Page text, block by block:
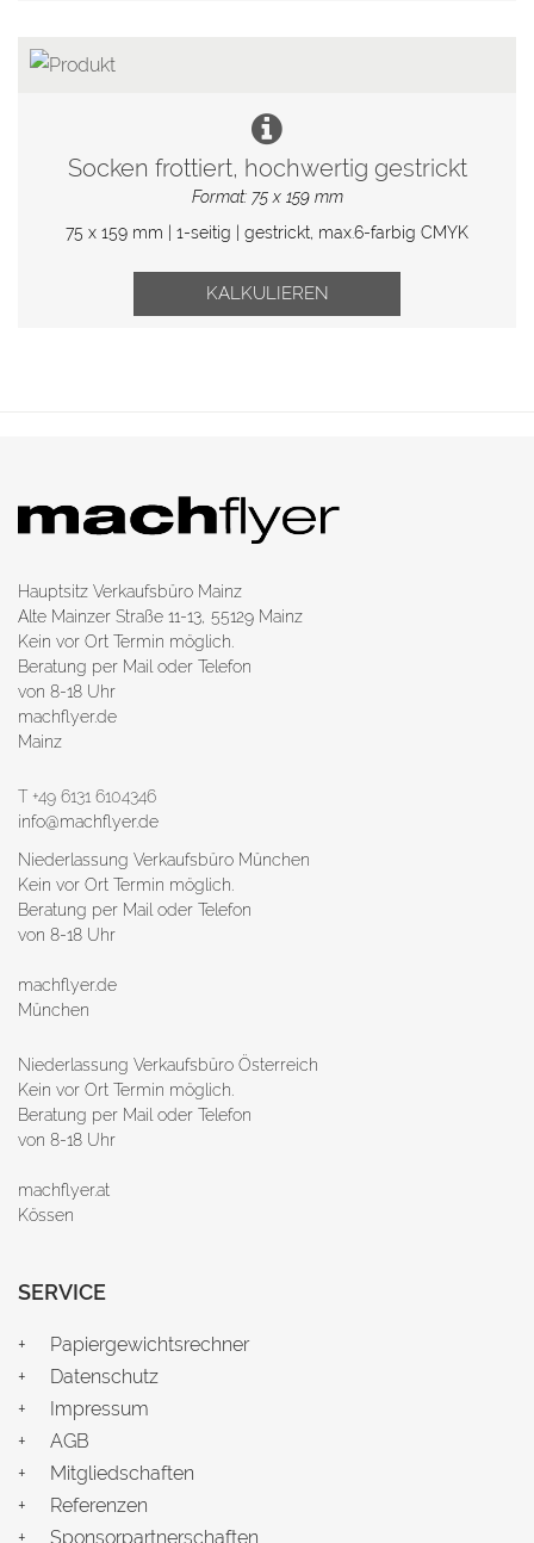
Socken frottiert, hochwertig gestrickt
Format: 75 x 159 mm
75 x 159 mm | 1-seitig | gestrickt, max.6-farbig CMYK
KALKULIEREN
Hauptsitz Verkaufsbüro Mainz
Alte Mainzer Straße 11-13, 55129 Mainz
Kein vor Ort Termin möglich.
Beratung per Mail oder Telefon
von 8-18 Uhr
machflyer.de
Mainz
T +49 6131 6104346
info@machflyer.de
Niederlassung Verkaufsbüro München
Kein vor Ort Termin möglich.
Beratung per Mail oder Telefon
von 8-18 Uhr
machflyer.de
München
Niederlassung Verkaufsbüro Österreich
Kein vor Ort Termin möglich.
Beratung per Mail oder Telefon
von 8-18 Uhr
machflyer.at
Kössen
SERVICE
Papiergewichtsrechner
Datenschutz
Impressum
AGB
Mitgliedschaften
Referenzen
Sponsorpartnerschaften